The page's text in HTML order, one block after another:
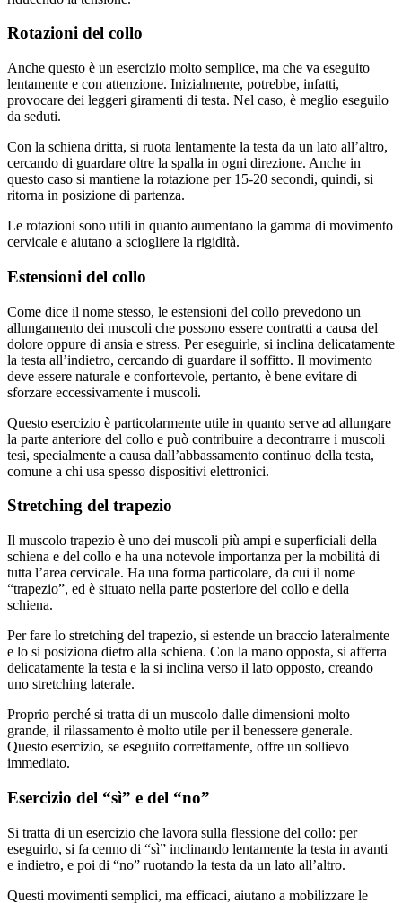
Rotazioni del collo
Anche questo è un esercizio molto semplice, ma che va eseguito
lentamente e con attenzione. Inizialmente, potrebbe, infatti,
provocare dei leggeri giramenti di testa. Nel caso, è meglio eseguilo
da seduti.
Con la schiena dritta, si ruota lentamente la testa da un lato all’altro,
cercando di guardare oltre la spalla in ogni direzione. Anche in
questo caso si mantiene la rotazione per 15-20 secondi, quindi, si
ritorna in posizione di partenza.
Le rotazioni sono utili in quanto aumentano la gamma di movimento
cervicale e aiutano a sciogliere la rigidità.
Estensioni del collo
Come dice il nome stesso, le estensioni del collo prevedono un
allungamento dei muscoli che possono essere contratti a causa del
dolore oppure di ansia e stress. Per eseguirle, si inclina delicatamente
la testa all’indietro, cercando di guardare il soffitto. Il movimento
deve essere naturale e confortevole, pertanto, è bene evitare di
sforzare eccessivamente i muscoli.
Questo esercizio è particolarmente utile in quanto serve ad allungare
la parte anteriore del collo e può contribuire a decontrarre i muscoli
tesi, specialmente a causa dall’abbassamento continuo della testa,
comune a chi usa spesso dispositivi elettronici.
Stretching del trapezio
Il muscolo trapezio è uno dei muscoli più ampi e superficiali della
schiena e del collo e ha una notevole importanza per la mobilità di
tutta l’area cervicale. Ha una forma particolare, da cui il nome
“trapezio”, ed è situato nella parte posteriore del collo e della
schiena.
Per fare lo stretching del trapezio, si estende un braccio lateralmente
e lo si posiziona dietro alla schiena. Con la mano opposta, si afferra
delicatamente la testa e la si inclina verso il lato opposto, creando
uno stretching laterale.
Proprio perché si tratta di un muscolo dalle dimensioni molto
grande, il rilassamento è molto utile per il benessere generale.
Questo esercizio, se eseguito correttamente, offre un sollievo
immediato.
Esercizio del “sì” e del “no”
Si tratta di un esercizio che lavora sulla flessione del collo: per
eseguirlo, si fa cenno di “sì” inclinando lentamente la testa in avanti
e indietro, e poi di “no” ruotando la testa da un lato all’altro.
Questi movimenti semplici, ma efficaci, aiutano a mobilizzare le